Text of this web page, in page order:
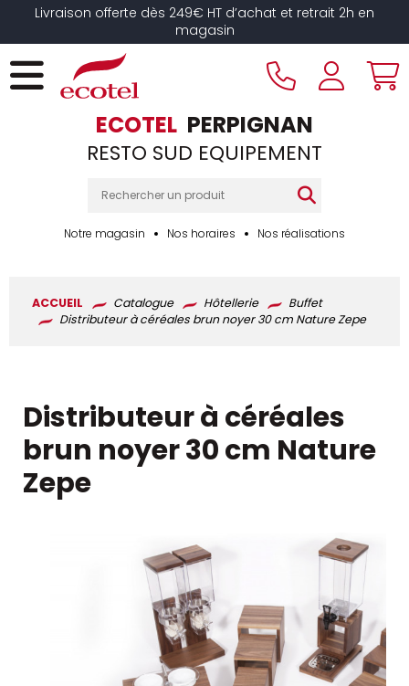
Livraison offerte dès 249€ HT d’achat et retrait 2h en
magasin
ECOTEL PERPIGNAN
RESTO SUD EQUIPEMENT
Notre magasin Nos horaires Nos réalisations
ACCUEIL Catalogue Hôtellerie
Buffet
Distributeur à céréales brun noyer 30 cm Nature Zepe
Distributeur à céréales
brun noyer 30 cm Nature
Zepe
Panneau de gestion des cookies